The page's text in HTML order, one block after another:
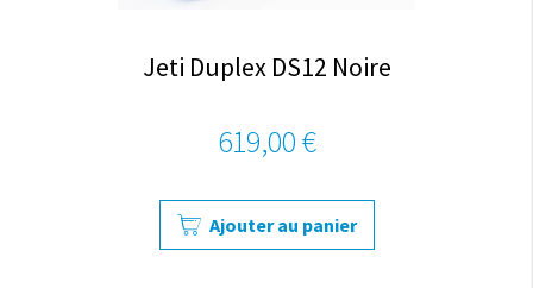
Jeti Duplex DS12 Noire
619,00 €
Ajouter au panier